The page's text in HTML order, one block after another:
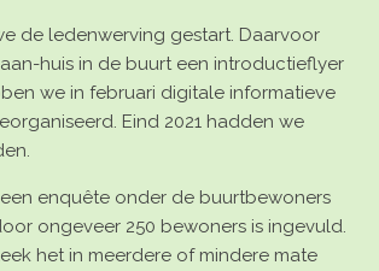
de ledenwerving gestart. Daarvoor
huis in de buurt een introductieflyer
we in februari digitale informatieve
Eind 2021 hadden we
enquête onder de buurtbewoners
ongeveer 250 bewoners is ingevuld.
het in meerdere of mindere mate